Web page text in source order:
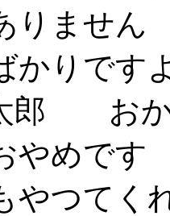
りませ
かりで
おから
やめで
やつて